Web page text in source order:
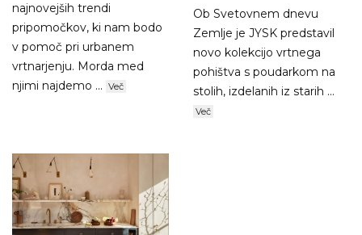
najnovejših trendi
pripomočkov, ki nam bodo
v pomoč pri urbanem
vrtnarjenju. Morda med
njimi najdemo ... Več
Ob Svetovnem dnevu
Zemlje je JYSK predstavil
novo kolekcijo vrtnega
pohištva s poudarkom na
stolih, izdelanih iz starih ...
Več